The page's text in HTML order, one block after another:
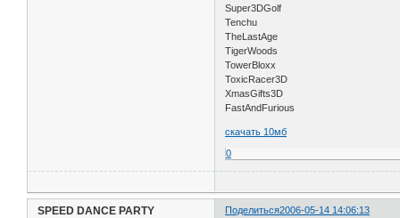
Super3DGolf
Tenchu
TheLastAge
TigerWoods
TowerBloxx
ToxicRacer3D
XmasGifts3D
FastAndFurious
скачать 10мб
0
Поделиться2006-05-14 14:06:13
SPEED DANCE PARTY